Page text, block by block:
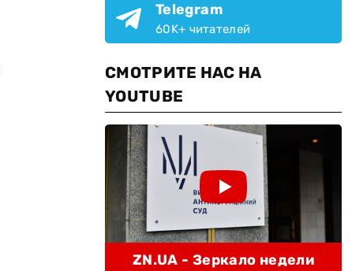
Telegram
60K+ читателей
СМОТРИТЕ НАС НА
YOUTUBE
ZN.UA - Зеркало недели